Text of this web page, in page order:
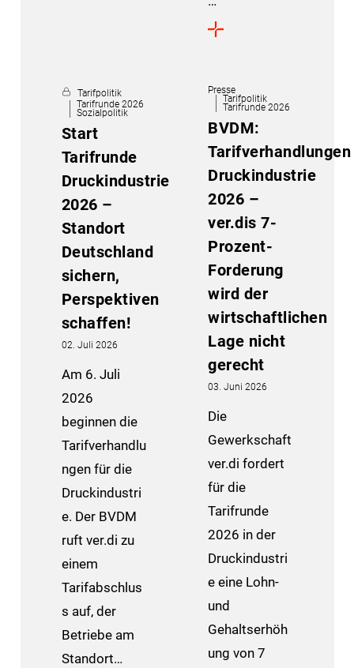
Tarifpolitik
Tarifrunde 2026
Sozialpolitik
Start
Tarifrunde
Druckindustrie
2026 –
Standort
Deutschland
sichern,
Perspektiven
schaffen!
02. Juli 2026
Am 6. Juli
2026
beginnen die
Tarifverhandlu
ngen für die
Druckindustri
e. Der BVDM
ruft ver.di zu
einem
Tarifabschlus
s auf, der
Betriebe am
Standort…
Presse
Tarifpolitik
Tarifrunde 2026
BVDM:
Tarifverhandlungen
Druckindustrie
2026 –
ver.dis 7-
Prozent-
Forderung
wird der
wirtschaftlichen
Lage nicht
gerecht
03. Juni 2026
Die
Gewerkschaft
ver.di fordert
für die
Tarifrunde
2026 in der
Druckindustri
e eine Lohn-
und
Gehaltserhöh
ung von 7